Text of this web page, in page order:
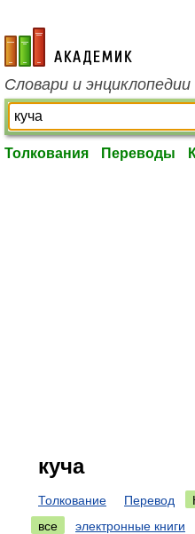
academic.ru
Словари и
Толкования Переводы
куча
Толкование Перевод
все
электронные книги